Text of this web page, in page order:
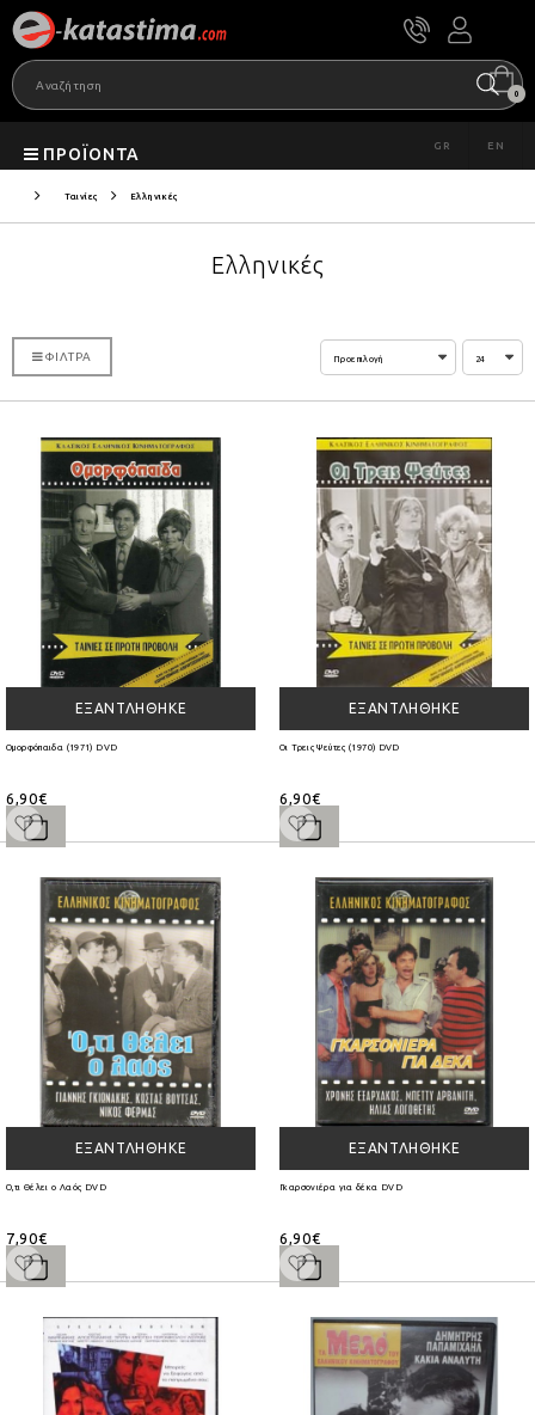
0
ΠΡΟΪΌΝΤΑ GR EN
Ταινίες Ελληνικές
Ελληνικές
ΦΊΛΤΡΑ
ΕΞΑΝΤΛΉΘΗΚΕ
Ομορφόπαιδα (1971) DVD
6,90€
ΕΞΑΝΤΛΉΘΗΚΕ
Οι Τρεις Ψεύτες (1970) DVD
6,90€
ΕΞΑΝΤΛΉΘΗΚΕ
Ό,τι Θέλει ο Λαός DVD
7,90€
ΕΞΑΝΤΛΉΘΗΚΕ
Γκαρσονιέρα για δέκα DVD
6,90€